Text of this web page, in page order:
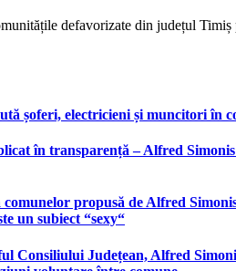
defavorizate din județul
șoferi, electricieni și muncitori în
în transparență – Alfred
propusă de Alfred
un subiect “sexy“
Județean, Alfred